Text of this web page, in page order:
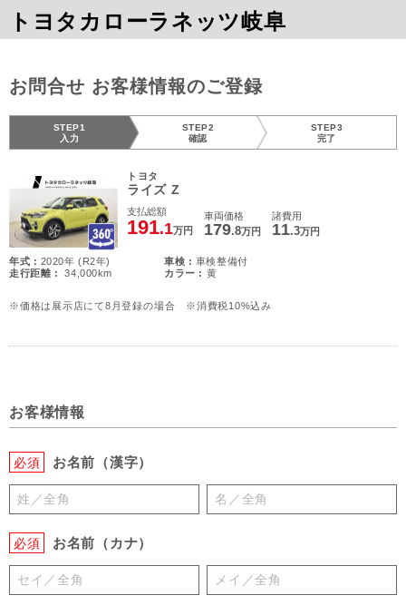
トヨタカローラネッツ岐阜
お問合せ お客様情報のご登録
STEP1
入力
STEP2
確認
STEP3
完了
トヨタ
ライズ Z
支払総額
191.1万円
車両価格
179.8万円
諸費用
11.3万円
年式 : 2020年 (R2年) 車検 : 車検整備付
走行距離 :
34,000km カラー : 黄
※価格は展示店にて8月登録の場合 ※消費税10%込み
お客様情報
必須 お名前（漢字）
必須 お名前（カナ）